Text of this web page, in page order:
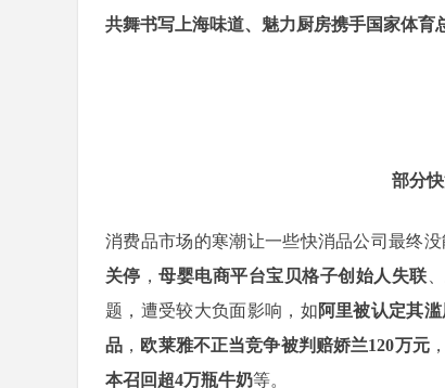
共舞书写上海味道、魅力厨房携手国家体育
部分
消费品市场的寒潮让一些快消品公司最终没
关停 ，母婴电商平台宝贝格子创始人失联
题，遭受较大负面影响，如阿里被认定其
品 ， 欧莱雅不正当竞争被判赔娇兰120万元
本召回超4万瓶牛奶等。